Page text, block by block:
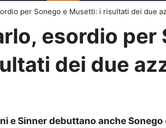
per Sonego e Musetti: i risultati dei due
esordio per
dei due
e Sinner debuttano anche